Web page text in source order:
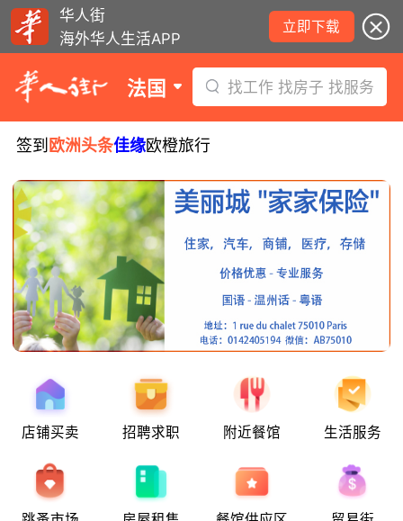
华人街
海外华人生活APP
立即下载
法国 找工作 找房子 找服务
签到 欧洲头条佳缘欧橙旅行
店铺买卖 招聘求职 附近餐馆 生活服务